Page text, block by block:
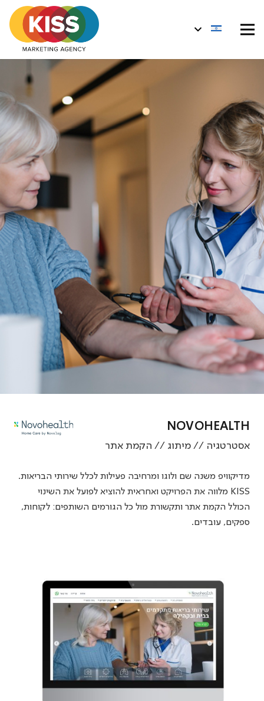
NOVOHEALTH
אסטרטגיה // מיתוג // הקמת אתר
מדיקוויפ משנה שם ולוגו ומרחיבה פעילות לכלל שירותי הבריאות.
KISS מלווה את הפרויקט ואחראית להוציא לפועל את השינוי
הכולל הקמת אתר ותקשורת מול כל הגורמים השותפים: לקוחות,
ספקים, עובדים.